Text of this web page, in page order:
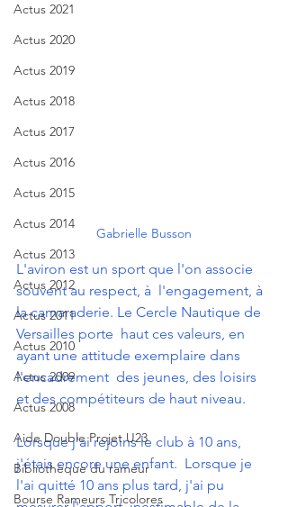
Actus 2021
Actus 2020
Actus 2019
Actus 2018
Actus 2017
Actus 2016
Actus 2015
Actus 2014
Actus 2013
Actus 2012
Actus 2011
Actus 2010
Actus 2009
Actus 2008
Aide Double Projet U23
Bibliothèque du rameur
Bourse Rameurs Tricolores
Gabrielle Busson
L'aviron est un sport que l'on associe
souvent au respect, à  l'engagement, à
la camaraderie. Le Cercle Nautique de
Versailles porte  haut ces valeurs, en
ayant une attitude exemplaire dans
l'encadrement  des jeunes, des loisirs
et des compétiteurs de haut niveau.
Lorsque j'ai rejoins le club à 10 ans,
j'étais encore une enfant.  Lorsque je
l'ai quitté 10 ans plus tard, j'ai pu